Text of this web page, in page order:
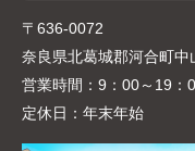
〒636-0072
奈良県北葛城郡河合町中
営業時間： 9：00～19：
定休日： 年末年始